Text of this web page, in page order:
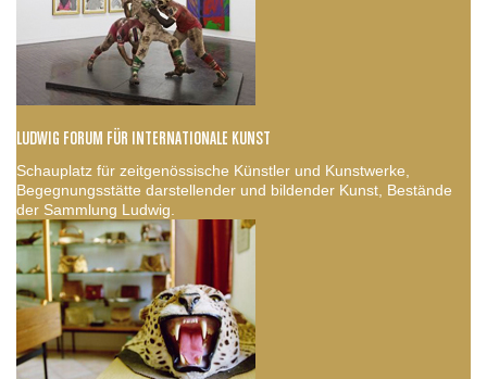
LUDWIG FORUM FÜR INTERNATIONALE KUNST
Schauplatz für zeitgenössische Künstler und Kunstwerke,
Begegnungsstätte darstellender und bildender Kunst, Bestände
der Sammlung Ludwig.